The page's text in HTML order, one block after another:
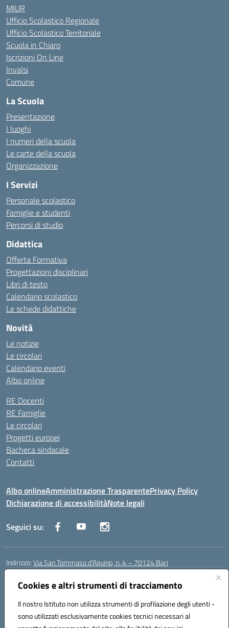
Cookies e altri strumenti di tracciamento
Il nostro Istituto non utilizza strumenti di profilazione degli utenti -
sono utilizzati esclusivamente cookies tecnici necessari al
MIUR
Ufficio Scolastico Regionale
Ufficio Scolastico Territoriale
Scuola in Chiaro
Iscrizioni On Line
Invalsi
Comune
La Scuola
Presentazione
I luoghi
I numeri della scuola
Le carte della scuola
Organizzazione
I Servizi
Personale scolastico
Famiglie e studenti
Percorsi di studio
Didattica
Offerta Formativa
Progettazioni disciplinari
Libri di testo
Calendario scolastico
Le schede didattiche
Novità
Le notizie
Le circolari
Calendario eventi
Albo online
RE Docenti
RE Famiglie
Le circolari
Progetti europei
Bacheca sindacale
Contatti
Albo onlineAmministrazione TrasparentePrivacy Policy
Dichiarazione di accessibilitàNote legali
Seguici su:
Indirizzo:Via San Tommaso d’Aquino, n. 4 – 70124 Bari
Centralino:
Posta elettronica certificata (PEC):bapc150004@pec.istruzione.it
Codice fiscale: 80011240720
Codice meccanografico:BAPC150004
Codice Indice delle Pubbliche Amministrazioni (IPA): istsc_bapc150004